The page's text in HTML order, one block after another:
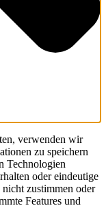
verwenden wir
zu speichern
Technologien
oder eindeutige
zustimmen oder
Features und